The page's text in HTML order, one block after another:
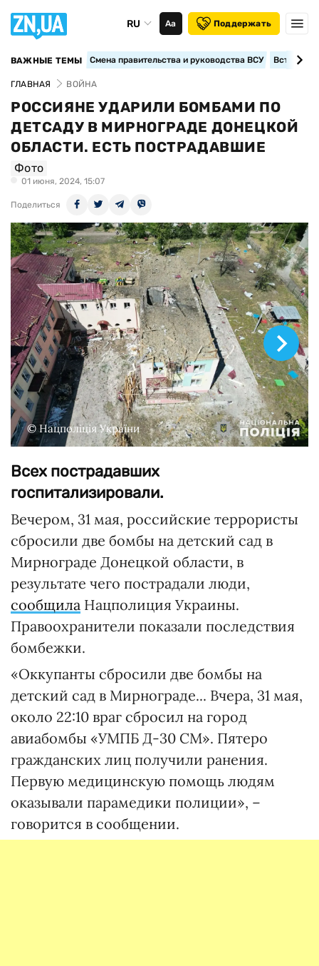
RU Аа Поддержать
ВАЖНЫЕ ТЕМЫ Смена правительства и руководства ВСУ
ГЛАВНАЯ ВОЙНА
РОССИЯНЕ УДАРИЛИ БОМБАМИ ПО
ДЕТСАДУ В МИРНОГРАДЕ ДОНЕЦКОЙ
ОБЛАСТИ. ЕСТЬ ПОСТРАДАВШИЕ
Фото
01 июня, 2024, 15:07
Поделиться
© Нацполіція України
Всех пострадавших
госпитализировали.
Вечером, 31 мая, российские террористы
сбросили две бомбы на детский сад в
Мирнограде Донецкой области, в
результате чего пострадали люди,
сообщила Нацполиция Украины.
Правоохранители показали последствия
бомбежки.
«Оккупанты сбросили две бомбы на
детский сад в Мирнограде... Вчера, 31 мая,
около 22:10 враг сбросил на город
авиабомбы «УМПБ Д-30 СМ». Пятеро
гражданских лиц получили ранения.
Первую медицинскую помощь людям
оказывали парамедики полиции», –
говорится в сообщении.